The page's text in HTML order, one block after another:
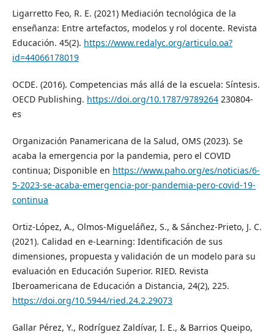
Ligarretto Feo, R. E. (2021) Mediación tecnológica de la
enseñanza: Entre artefactos, modelos y rol docente. Revista
Educación. 45(2). https://www.redalyc.org/articulo.oa?
id=44066178019
OCDE. (2016). Competencias más allá de la escuela: Síntesis.
OECD Publishing. https://doi.org/10.1787/9789264230804-
es
Organización Panamericana de la Salud, OMS (2023). Se
acaba la emergencia por la pandemia, pero el COVID
continua; Disponible en https://www.paho.org/es/noticias/6-
5-2023-se-acaba-emergencia-por-pandemia-pero-covid-19-
continua
Ortiz-López, A., Olmos-Migueláñez, S., & Sánchez-Prieto, J. C.
(2021). Calidad en e-Learning: Identificación de sus
dimensiones, propuesta y validación de un modelo para su
evaluación en Educación Superior. RIED. Revista
Iberoamericana de Educación a Distancia, 24(2), 225.
https://doi.org/10.5944/ried.24.2.29073
Gallar Pérez, Y., Rodríguez Zaldívar, I. E., & Barrios Queipo,